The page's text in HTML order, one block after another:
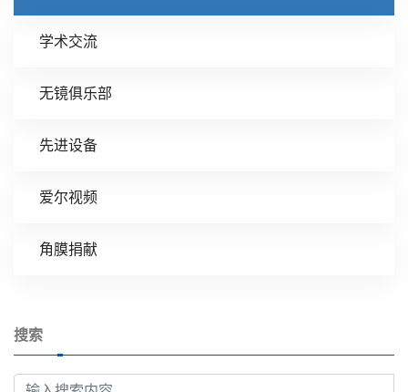
学术交流
无镜俱乐部
先进设备
爱尔视频
角膜捐献
搜索